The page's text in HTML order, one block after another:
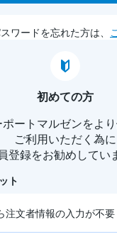
ワードを忘れた方は、
初めての方
ポートマルゼンをよ
ご利用いただく為に
登録をお勧めしてい
ト
注文者情報の入力が不要